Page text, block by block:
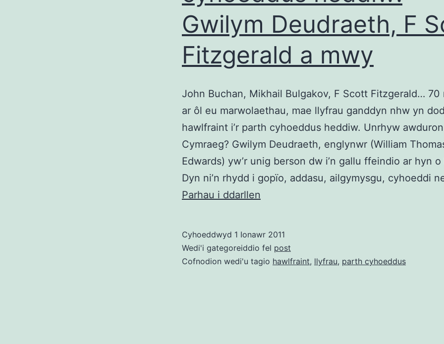
Gwilym Deudraeth, F
Fitzgerald a mwy
John Buchan, Mikhail Bulgakov, F Scott Fitzgerald… 70
ar ôl eu marwolaethau, mae llyfrau ganddyn nhw yn
hawlfraint i’r parth cyhoeddus heddiw. Unrhyw awduron
Cymraeg? Gwilym Deudraeth, englynwr (William
Edwards) yw’r unig berson dw i’n gallu ffeindio ar hyn o
Dyn ni’n rhydd i gopïo, addasu, ailgymysgu, cyhoeddi
Parhau i ddarllen
parth
cyhoeddus
Cyhoeddwyd 1 Ionawr 2011
Wedi'i gategoreiddio fel post
Cofnodion wedi'u tagio hawlfraint, llyfrau, parth cyhoeddus